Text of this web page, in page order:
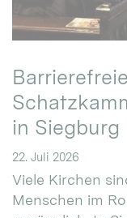
in Siegburg
22. Juli 2026
Viele Kirchen
Menschen im